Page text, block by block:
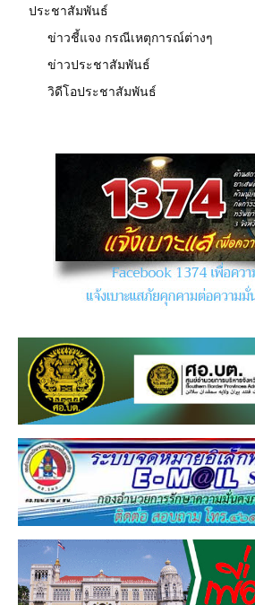
ประชาสัมพันธ์
ข่าวชี้แจง กรณีเหตุการณ์ต่างๆ
ข่าวประชาสัมพันธ์
วิดีโอประชาสัมพันธ์